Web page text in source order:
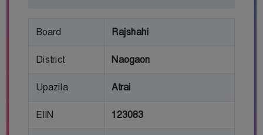
Board Rajshahi
District Naogaon
Upazila Atrai
EIIN 123083